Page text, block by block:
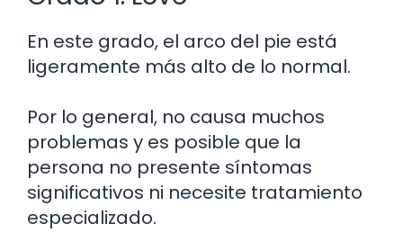
En este grado, el arco del pie está
ligeramente más alto de lo normal.
Por lo general, no causa muchos
problemas y es posible que la
persona no presente síntomas
significativos ni necesite tratamiento
especializado.